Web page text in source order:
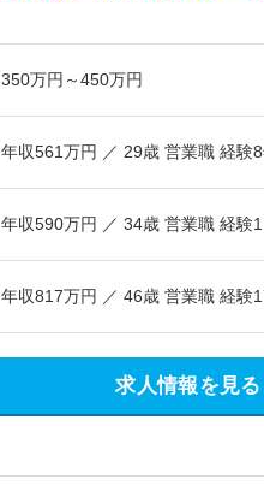
350万円～450万円
年収561万円 ／ 29歳 営業職 経験
年収590万円 ／ 34歳 営業職 経験
年収817万円 ／ 46歳 営業職 経験
求人情報を見る